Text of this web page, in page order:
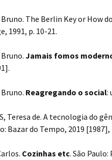
Bruno. The Berlin Key or How
1991, p. 10-21.
Bruno. Jamais fomos
Bruno. Reagregando o social:
Teresa de. A tecnologia do
Bazar do Tempo, 2019 [1987],
Cozinhas etc. São